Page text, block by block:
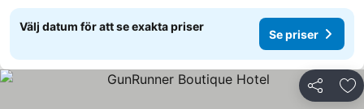
Välj datum för att se exakta priser
Se priser
Dela